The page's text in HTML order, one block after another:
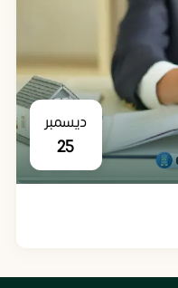
ديسمبر
25